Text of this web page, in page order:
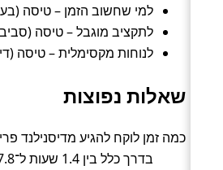
למי שחשוב הזמן – טיסה (בערך 2.8
לתקציב מוגבל – טיסה (סביב 722 ₪ בממוצע).
לנוחות מקסימלית – טיסה (דירוג
שאלות נפוצות
כמה זמן לוקח להגיע מדיסנילנד
בדרך כלל בין 1.4 שעות ל־27.8 שעות (טיסה).